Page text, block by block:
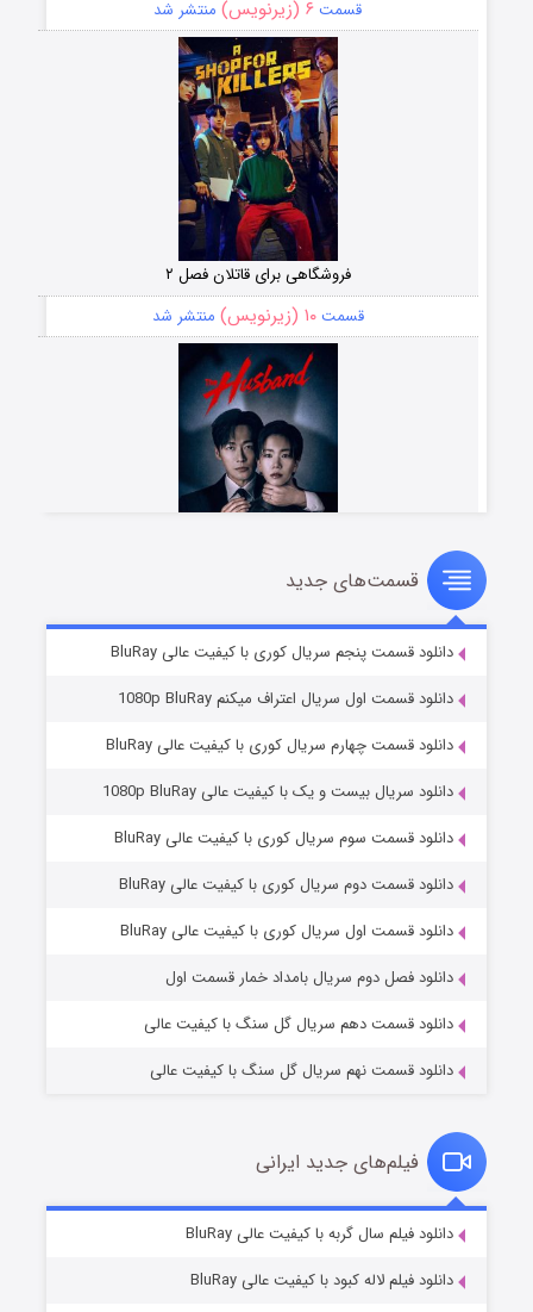
قسمت ۶ (زیرنویس) منتشر شد
فروشگاهی برای قاتلان فصل ۲
قسمت۱۰ (زیرنویس) منتشر شد
قسمت۸ (زیرنویس) منتشر شد
عملیات آپارتمان
قسمت۲ (زیرنویس) منتشر شد
قسمت۲ (زیرنویس) منتشر شد
قسمت‌های جدید
دانلود قسمت پنجم سریال کوری با کیفیت عالی BluRay
دانلود قسمت اول سریال اعتراف میکنم 1080p BluRay
دانلود قسمت چهارم سریال کوری با کیفیت عالی BluRay
دانلود سریال بیست و یک با کیفیت عالی 1080p BluRay
دانلود قسمت سوم سریال کوری با کیفیت عالی BluRay
دانلود قسمت دوم سریال کوری با کیفیت عالی BluRay
دانلود قسمت اول سریال کوری با کیفیت عالی BluRay
دانلود فصل دوم سریال بامداد خمار قسمت اول
دانلود قسمت دهم سریال گل سنگ با کیفیت عالی
دانلود قسمت نهم سریال گل سنگ با کیفیت عالی
فیلم‌های جدید ایرانی
دانلود فیلم سال گربه با کیفیت عالی BluRay
دانلود فیلم لاله کبود با کیفیت عالی BluRay